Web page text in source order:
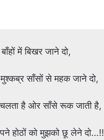
में बिखर जाने दो,
साँसों से महक जाने दो,
है ओर साँसे रूक जाती है,
होठों को मुझको छू लेने दो…!!